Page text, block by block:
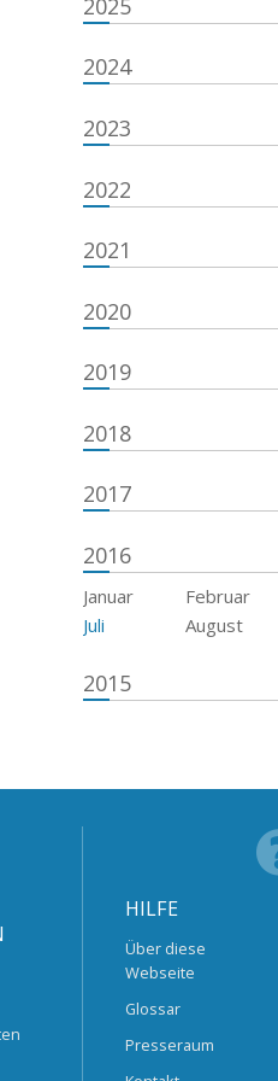
2024
2023
2022
2021
2020
2019
2018
2017
2016
Januar Februar
Juli
August
2015
HILFE
Über diese
Webseite
Glossar
Presseraum